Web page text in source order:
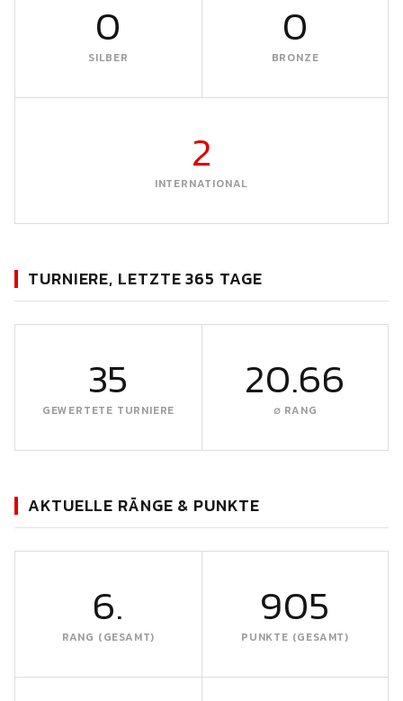
0
SILBER
0
BRONZE
2
INTERNATIONAL
TURNIERE, LETZTE 365 TAGE
35
GEWERTETE TURNIERE
20.66
∅ RANG
AKTUELLE RÄNGE & PUNKTE
6.
RANG (GESAMT)
905
PUNKTE (GESAMT)